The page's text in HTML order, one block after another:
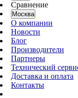
Сравнение
Москва
О компании
Новости
Блог
Производители
Партнеры
Технический
Доставка и оплата
Контакты